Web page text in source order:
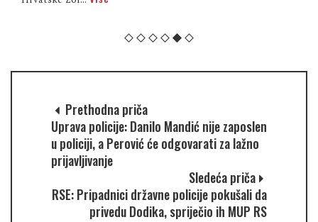
Prethodna priča
Uprava policije: Danilo Mandić nije zaposlen
u policiji, a Perović će odgovarati za lažno
prijavljivanje
Sledeća priča
RSE: Pripadnici državne policije pokušali da
privedu Dodika, spriječio ih MUP RS